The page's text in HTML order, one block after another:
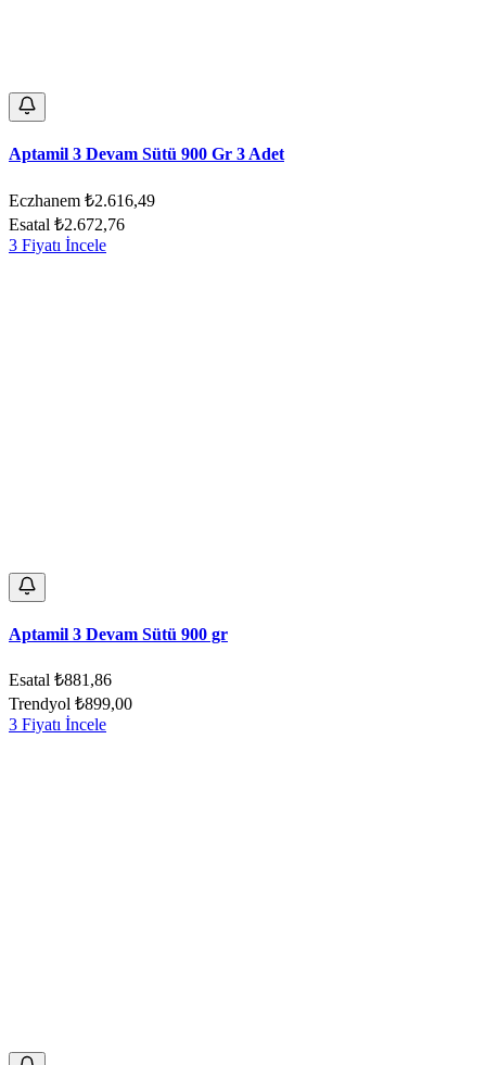
Aptamil 3 Devam Sütü 900 Gr 3 Adet
Eczhanem ₺2.616,49
Esatal ₺2.672,76
3 Fiyatı İncele
Aptamil 3 Devam Sütü 900 gr
Esatal ₺881,86
Trendyol ₺899,00
3 Fiyatı İncele